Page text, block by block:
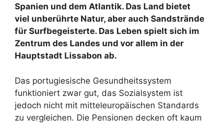
Spanien und dem Atlantik. Das Land bietet
viel unberührte Natur, aber auch Sandstrände
für Surfbegeisterte. Das Leben spielt sich im
Zentrum des Landes und vor allem in der
Hauptstadt Lissabon ab.
Das portugiesische Gesundheitssystem
funktioniert zwar gut, das Sozialsystem ist
jedoch nicht mit mitteleuropäischen Standards
zu vergleichen. Die Pensionen decken oft kaum